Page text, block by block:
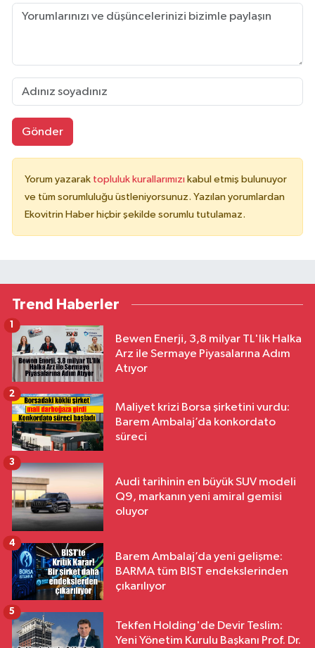
Gönder
Yorum yazarak topluluk kurallarımızı kabul etmiş bulunuyor
ve tüm sorumluluğu üstleniyorsunuz. Yazılan yorumlardan
Ekovitrin Haber hiçbir şekilde sorumlu tutulamaz.
Trend Haberler
Bewen Enerji, 3,8 milyar TL'lik Halka
Arz ile Sermaye Piyasalarına Adım
Atıyor
1
Maliyet krizi Borsa şirketini vurdu:
Barem Ambalaj’da konkordato
süreci
2
Audi tarihinin en büyük SUV modeli
Q9, markanın yeni amiral gemisi
oluyor
3
Barem Ambalaj’da yeni gelişme:
BARMA tüm BIST endekslerinden
çıkarılıyor
4
Tekfen Holding'de Devir Teslim:
Yeni Yönetim Kurulu Başkanı Prof. Dr.
5